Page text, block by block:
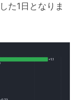
した1日となりま